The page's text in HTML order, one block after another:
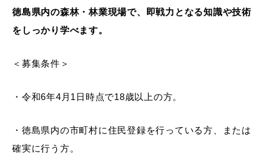
徳島県内の森林・林業現場で、即戦力となる知識や技術
をしっかり学べます。
＜募集条件＞
・令和6年4月1日時点で18歳以上の方。
・徳島県内の市町村に住民登録を行っている方、または
確実に行う方。